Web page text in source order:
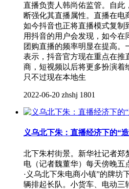
直播负责人韩尚佑监管。自此
断强化其直播属性。直播在电
如今抖音也正将直播模式复制
用抖音的用户会发现，如今在
团购直播的频率明显在提高。
表示，抖音官方现在重点在推
商，短视频以后将更多扮演着
只不过现在本地生
2022-06-20 zhshj 1801
义乌北下朱：直播经济下的“
北下朱村街景。新华社记者郑
电（记者魏董华）每天傍晚五
·义乌北下朱电商小镇”的牌坊
辆排起长队。小货车、电动三